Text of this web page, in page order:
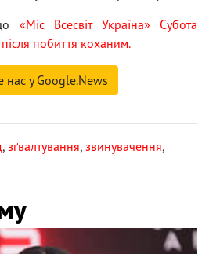
«Міс Всесвіт Україна» Субота
побиття коханим.
нас у Google.News
, зґвалтування, звинувачення,